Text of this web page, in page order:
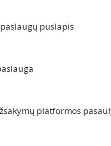
puslapis
platformos